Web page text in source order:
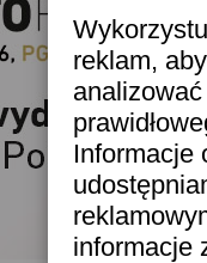
reklam,
Informacje
informacje